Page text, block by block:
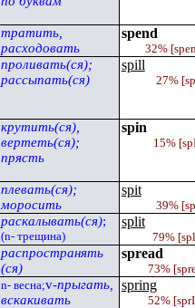
тратить,
расходовать
spend
32%
проливать(ся);
рассыпать(ся)
spill
27% [
крутить(ся),
вертеть(ся);
прясть
spin
15% [
плевать(ся);
моросить
spit
39% [
раскалывать(ся);
(n- трещина)
split
79% [
распространять
(ся)
spread
73%
n- весна;v-прыгать,
вскакивать
spring
52%